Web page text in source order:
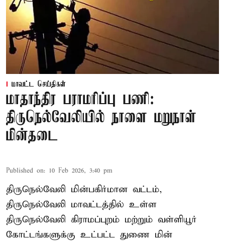
மாவட்ட செய்திகள்
மாதாந்திர பராமரிப்பு பணி:
திருநெல்வேலியில் நாளை மறுநாள்
மின்தடை
Published on: 10 Feb 2026, 3:40 pm
திருநெல்வேலி மின்பகிர்மான வட்டம்,
திருநெல்வேலி மாவட்டத்தில் உள்ள
திருநெல்வேலி கிராமப்புறம் மற்றும் வள்ளியூர்
கோட்டங்களுக்கு உட்பட்ட துணை மின்